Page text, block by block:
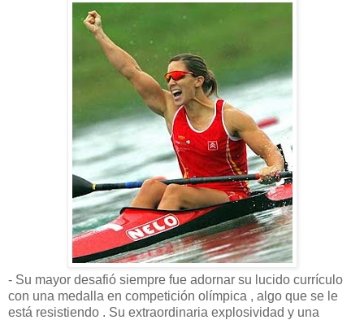
- Su mayor desafió siempre fue adornar su lucido currículo
con una medalla en competición olímpica , algo que se le
está resistiendo . Su extraordinaria explosividad y una